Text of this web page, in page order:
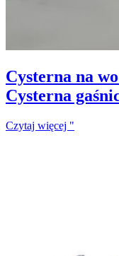
Cysterna na
Cysterna
Czytaj więcej "